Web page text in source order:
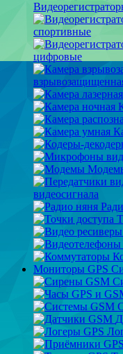
спортивные
цифровые
видеосигнала
Мониторы GPS